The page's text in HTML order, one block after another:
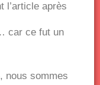
l’article après
car ce fut un
nous sommes